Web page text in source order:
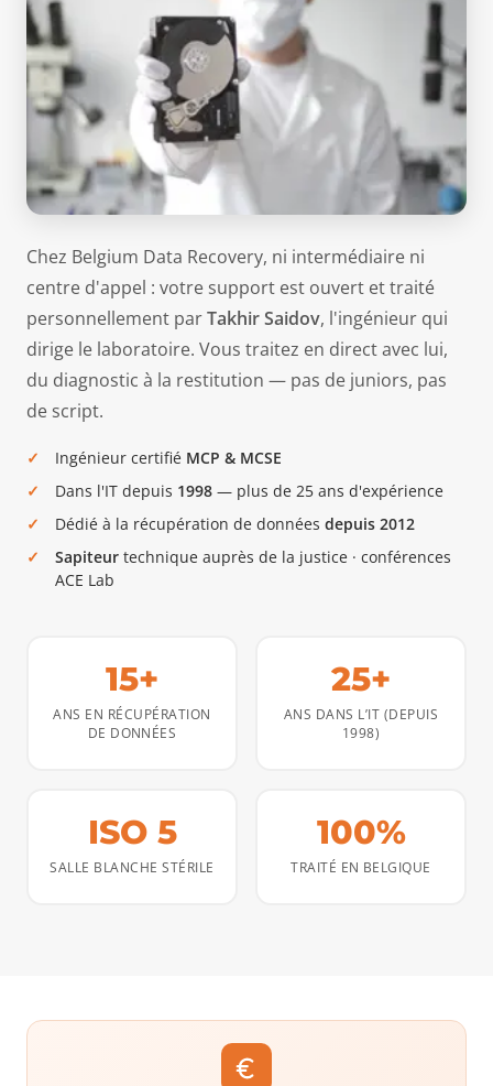
Chez Belgium Data Recovery, ni intermédiaire ni
centre d'appel : votre support est ouvert et traité
personnellement parTakhir Saidov, l'ingénieur qui
dirige le laboratoire. Vous traitez en direct avec lui,
du diagnostic à la restitution — pas de juniors, pas
de script.
Ingénieur certifié MCP & MCSE
Dans l'IT depuis 1998 — plus de 25 ans d'expérience
Dédié à la récupération de données depuis 2012
Sapiteur technique auprès de la justice · conférences
ACE Lab
15+
ANS EN RÉCUPÉRATION
DE DONNÉES
25+
ANS DANS L’IT (DEPUIS
1998)
ISO 5
SALLE BLANCHE STÉRILE
100%
TRAITÉ EN BELGIQUE